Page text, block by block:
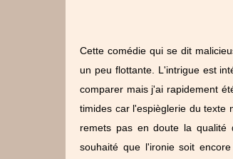
Cette comédie qui se dit
un peu flottante. L'intrigue est
comparer mais j'ai rapidement
timides car l'espièglerie du texte
remets pas en doute la qualité
souhaité que l'ironie soit